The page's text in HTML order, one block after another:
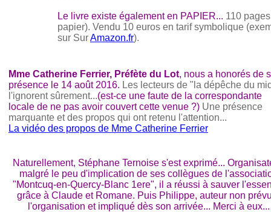
Le livre existe également en PAPIER... 110
papier). Vendu 10 euros en tarif symbolique
sur SurAmazon.fr).
Mme Catherine Ferrier, Préfète du Lot, nous a honorés de
présence le 14 août 2016. Les lecteurs de "la dépêche du
l'ignorent sûrement...(est-ce une faute de la correspondante
locale de ne pas avoir couvert cette venue ?) Une présence
marquante et des propos qui ont retenu l'attention...
La vidéo des propos de Mme Catherine Ferrier
Naturellement, Stéphane Ternoise s'est exprimé...
malgré le peu d'implication de ses collègues de
"Montcuq-en-Quercy-Blanc 1ere", il a réussi à sauver
grâce à Claude et Romane. Puis Philippe, auteur non
l'organisation et impliqué dès son arrivée... Merci à eux...